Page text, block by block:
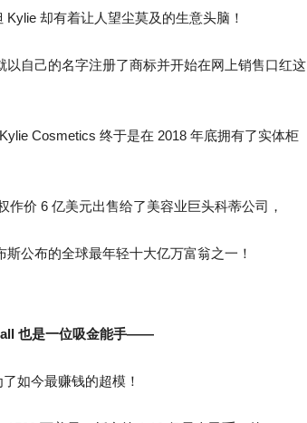
却有着让人望尘莫及的生意头脑！
自己的名字注册了商标并开始在网上销售口红这
Cosmetics 终于是在 2018 年底拥有了实体柜
价 6 亿美元出售给了美容业巨头科蒂公司，
公布的全球最年轻十大亿万富翁之一！
也是一位吸金能手——
如今最赚钱的超模！